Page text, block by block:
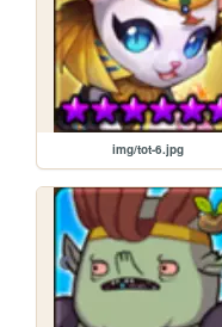
img/tot-6.jpg